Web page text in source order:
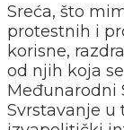
Sreća, što
protestnih i
korisne,
od njih koja
Međunarodni
Svrstavanje